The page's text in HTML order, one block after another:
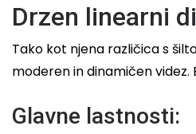
Drzen linearni
Tako kot njena različica s
moderen in dinamičen
Glavne lastnosti: